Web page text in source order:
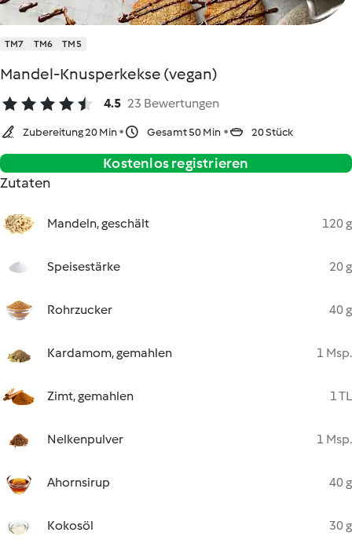
TM7 TM6 TM5
Mandel-Knusperkekse (vegan)
4.5 23 Bewertungen
Zubereitung 20 Min Gesamt 50 Min 20 Stück
Kostenlos registrieren
Zutaten
Mandeln, geschält 120 g
Speisestärke 20 g
Rohrzucker 40 g
Kardamom, gemahlen 1 Msp.
Zimt, gemahlen 1 TL
Nelkenpulver 1 Msp.
Ahornsirup 40 g
Kokosöl 30 g